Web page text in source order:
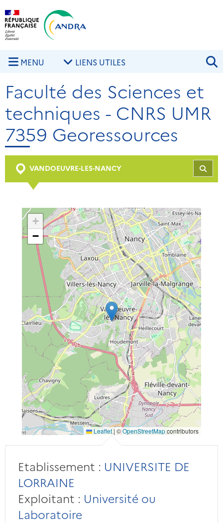
Aller au contenu principal
MENU LIENS UTILES
Faculté des Sciences et
techniques - CNRS UMR
7359 Georessources
VANDOEUVRE-LES-NANCY
+
−
Leaflet | ©OpenStreetMapcontributors
Etablissement : UNIVERSITE DE
LORRAINE
Exploitant : Université ou
Laboratoire